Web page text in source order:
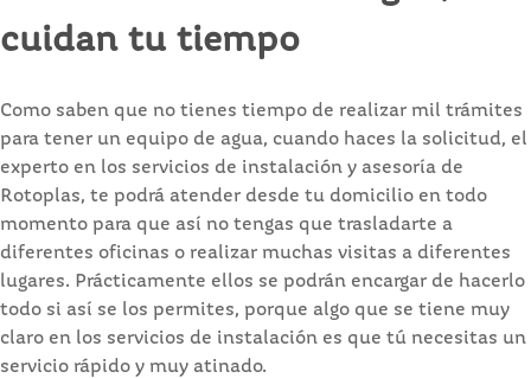
cuidan tu tiempo
Como saben que no tienes tiempo de realizar mil trámites
para tener un equipo de agua, cuando haces la solicitud, el
experto en los servicios de instalación y asesoría de
Rotoplas, te podrá atender desde tu domicilio en todo
momento para que así no tengas que trasladarte a
diferentes oficinas o realizar muchas visitas a diferentes
lugares. Prácticamente ellos se podrán encargar de hacerlo
todo si así se los permites, porque algo que se tiene muy
claro en los servicios de instalación es que tú necesitas un
servicio rápido y muy atinado.